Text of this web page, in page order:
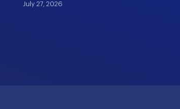
July 27, 2026